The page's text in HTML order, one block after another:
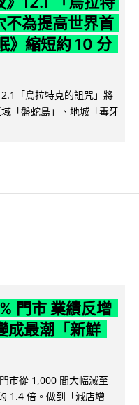
不為提高世界首
》縮短約 10 分
「烏拉特克的詛咒」將
「盤蛇島」、地城「毒牙
門市 業績反增
成最潮「新鮮
市從 1,000 間大幅減至
1.4 倍。做到「減店增